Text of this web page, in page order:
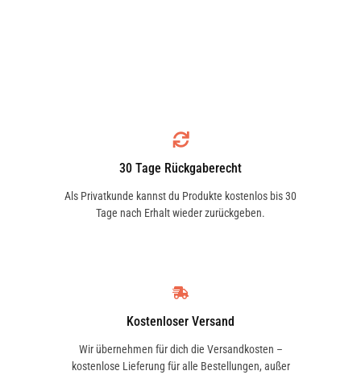
30 Tage Rückgaberecht
Als Privatkunde kannst du Produkte kostenlos bis 30
Tage nach Erhalt wieder zurückgeben.
Kostenloser Versand
Wir übernehmen für dich die Versandkosten –
kostenlose Lieferung für alle Bestellungen, außer